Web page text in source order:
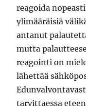
reagoida
ylimääräisiä
antanut
mutta
reagointi on
lähettää
tarvittaessa